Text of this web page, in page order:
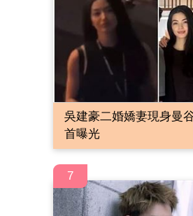
吳建豪二婚嬌妻現身曼
首曝光
7